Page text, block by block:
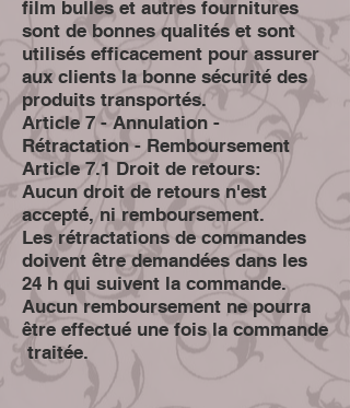
film bulles et autres fournitures
sont de bonnes qualités et sont
utilisés efficacement pour assurer
aux clients la bonne sécurité des
produits transportés.
Article 7 - Annulation -
Rétractation - Remboursement
Article 7.1 Droit de retours:
Aucun droit de retours n'est
accepté, ni remboursement.
Les rétractations de commandes
doivent être demandées dans les
24 h qui suivent la commande.
Aucun remboursement ne pourra
être effectué une fois la commande
traitée.